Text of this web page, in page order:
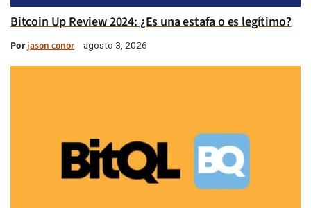
Bitcoin Up Review 2024: ¿Es una estafa o es legítimo?
Porjason conor agosto 3, 2026